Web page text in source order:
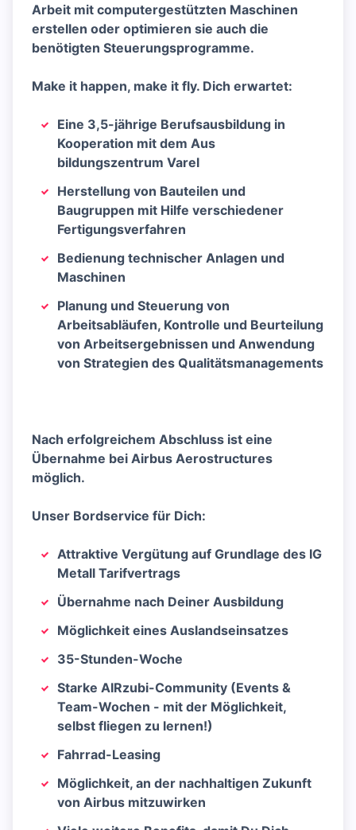
Arbeit mit computergestützten Maschinen
erstellen oder optimieren sie auch die
benötigten Steuerungsprogramme.
Make it happen, make it fly. Dich erwartet:
Eine 3,5-jährige Berufsausbildung in
Kooperation mit dem Aus
bildungszentrum Varel
Herstellung von Bauteilen und
Baugruppen mit Hilfe verschiedener
Fertigungsverfahren
Bedienung technischer Anlagen und
Maschinen
Planung und Steuerung von
Arbeitsabläufen, Kontrolle und Beurteilung
von Arbeitsergebnissen und Anwendung
von Strategien des Qualitätsmanagements
Nach erfolgreichem Abschluss ist eine
Übernahme bei Airbus Aerostructures
möglich.
Unser Bordservice für Dich:
Attraktive Vergütung auf Grundlage des IG
Metall Tarifvertrags
Übernahme nach Deiner Ausbildung
Möglichkeit eines Auslandseinsatzes
35-Stunden-Woche
Starke AIRzubi-Community (Events &
Team-Wochen - mit der Möglichkeit,
selbst fliegen zu lernen!)
Fahrrad-Leasing
Möglichkeit, an der nachhaltigen Zukunft
von Airbus mitzuwirken